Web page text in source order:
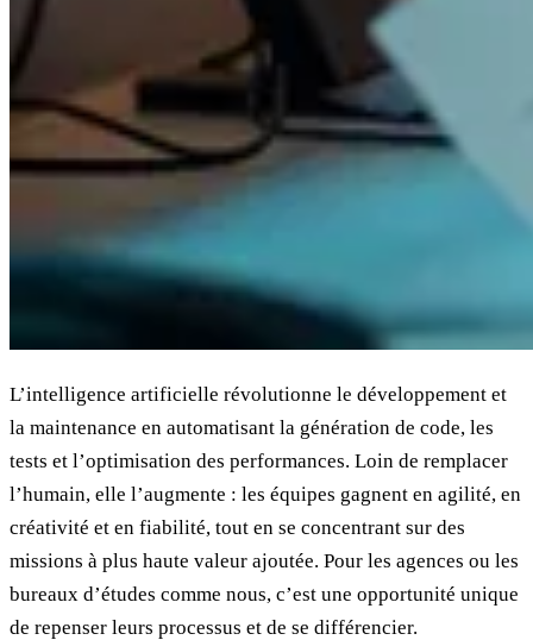
L’intelligence artificielle révolutionne le développement et
la maintenance en automatisant la génération de code, les
tests et l’optimisation des performances. Loin de remplacer
l’humain, elle l’augmente : les équipes gagnent en agilité, en
créativité et en fiabilité, tout en se concentrant sur des
missions à plus haute valeur ajoutée. Pour les agences ou les
bureaux d’études comme nous, c’est une opportunité unique
de repenser leurs processus et de se différencier.